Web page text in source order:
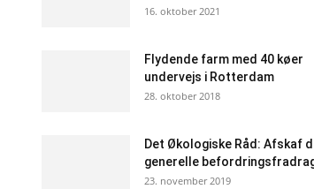
16. oktober 2021
Flydende farm med 40 køer
undervejs i Rotterdam
28. oktober 2018
Det Økologiske Råd: Afskaf
generelle
23. november 2019